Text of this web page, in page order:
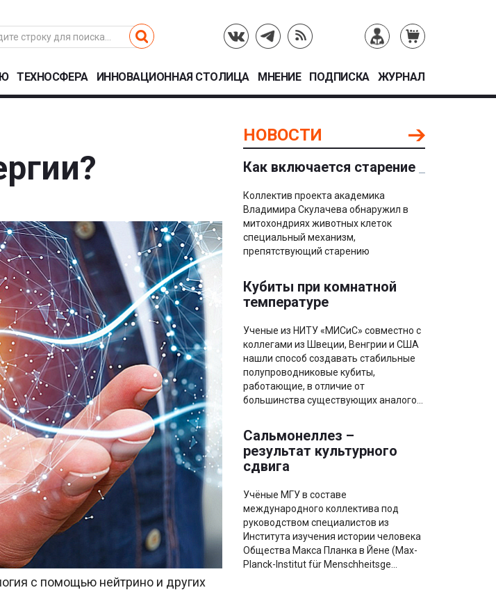
ТЕХНОСФЕРА ИННОВАЦИОННАЯ СТОЛИЦА МНЕНИЕ ПОДПИСКА ЖУРНАЛ
с помощью нейтрино и других
НОВОСТИ
Как включается старение
Коллектив проекта академика
Владимира Скулачева обнаружил в
митохондриях животных клеток
специальный механизм,
препятствующий старению
Кубиты при комнатной
температуре
Ученые из НИТУ «МИСиС» совместно с
коллегами из Швеции, Венгрии и США
нашли способ создавать стабильные
полупроводниковые кубиты,
работающие, в отличие от
большинства существующих аналого...
Сальмонеллез –
результат культурного
сдвига
Учёные МГУ в составе
международного коллектива под
руководством специалистов из
Института изучения истории человека
Общества Макса Планка в Йене (Max-
Planck-Institut für Menschheitsge...